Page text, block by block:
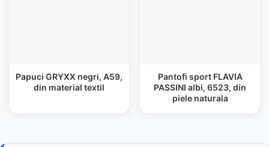
Papuci GRYXX negri, A59,
din material textil
Pantofi sport FLAVIA
PASSINI albi, 6523, din
piele naturala